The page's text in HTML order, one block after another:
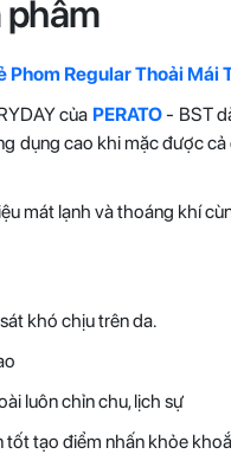
phẩm
Phom Regular Thoải
của PERATO- BST
cao khi mặc được cả
mát lạnh và thoáng khí
khó chịu trên da.
luôn chỉn chu, lịch sự
tốt tạo điểm nhấn khỏe